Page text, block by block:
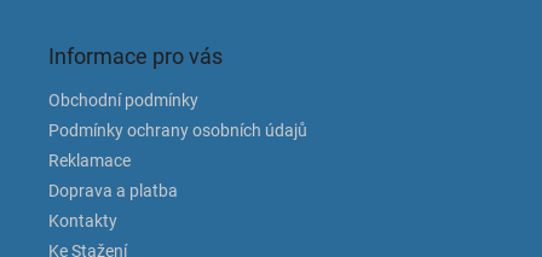
Informace pro vás
Obchodní podmínky
Podmínky ochrany osobních údajů
Reklamace
Doprava a platba
Kontakty
Ke Stažení